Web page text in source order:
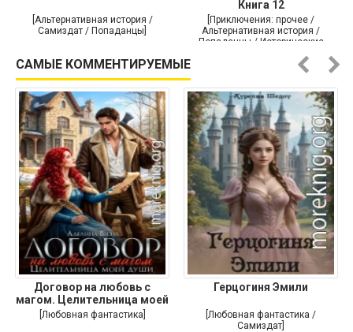
[Альтернативная история /
Самиздат / Попаданцы]
Книга 12
[Приключения: прочее /
Альтернативная история /
Попаданцы / Исторические
САМЫЕ КОММЕНТИРУЕМЫЕ
Договор на любовь с
магом. Целительница моей
души
[Любовная фантастика]
Герцогиня Эмили
[Любовная фантастика /
Самиздат]